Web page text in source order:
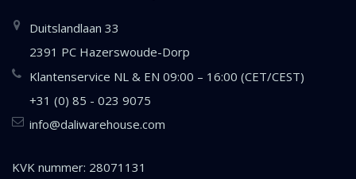
Duitslandlaan 33
2391 PC Hazerswoude-Dorp
Klantenservice NL & EN 09:00 – 16:00 (CET/CEST)
+31 (0) 85 - 023 9075
info@daliwarehouse.com
KVK nummer: 28071131